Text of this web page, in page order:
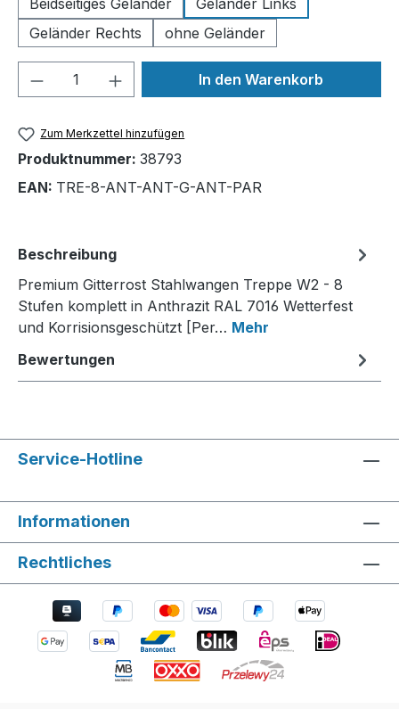
Beidseitiges Geländer
Geländer Links
Geländer Rechts
ohne Geländer
Produkt Anzahl: Gib denIn den Warenkorb
Zum Merkzettel hinzufügen
Produktnummer: 38793
EAN: TRE-8-ANT-ANT-G-ANT-PAR
Beschreibung
Premium Gitterrost Stahlwangen Treppe W2 - 8
Stufen komplett in Anthrazit RAL 7016 Wetterfest
und Korrisionsgeschützt [Per… Mehr
Bewertungen
Service-Hotline
Informationen
Rechtliches